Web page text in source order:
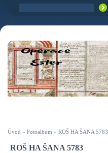
Úvod » Fotoalbum » ROŠ HA ŠANA 5783
ROŠ HA ŠANA 5783